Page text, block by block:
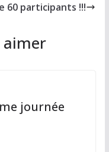
60 participants !!!
aimer
journée